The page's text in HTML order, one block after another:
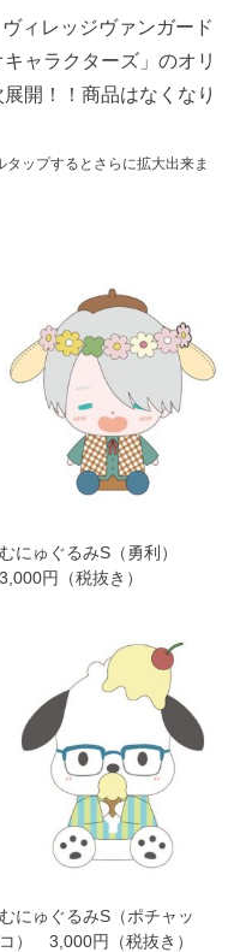
ィレッジヴァンガード
ャラクターズ」のオリ
開！！商品はなくなり
ップするとさらに拡大出来ま
むにゅぐるみS（勇利）
3,000円（税抜き）
むにゅぐるみS（ポチャッ
コ） 3,000円（税抜き）